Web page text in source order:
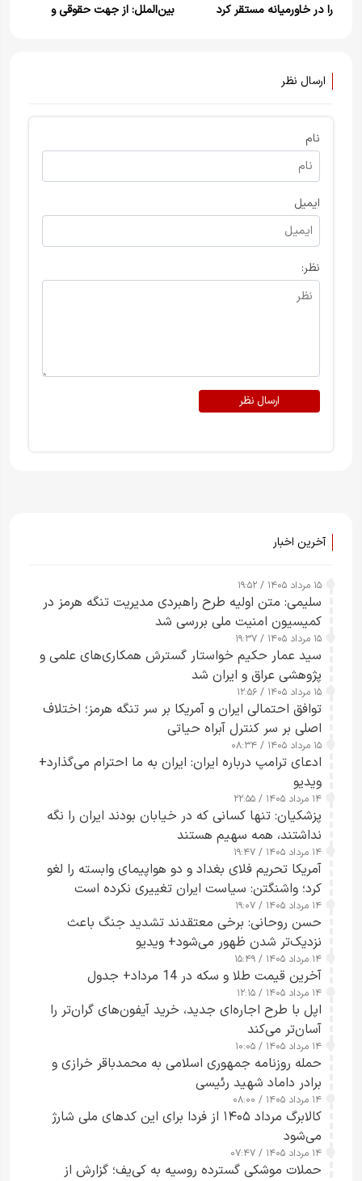
را در خاورمیانه مستقر کرد
بین‌الملل: از جهت حقوقی و
ارسال نظر
نام
ایمیل
نظر:
ارسال نظر
آخرین اخبار
۱۵ مرداد ۱۴۰۵ / ۱۹:۵۲
سلیمی: متن اولیه طرح راهبردی مدیریت تنگه هرمز در
کمیسیون امنیت ملی بررسی شد
۱۵ مرداد ۱۴۰۵ / ۱۹:۳۷
سید عمار حکیم خواستار گسترش همکاری‌های علمی و
پژوهشی عراق و ایران شد
۱۵ مرداد ۱۴۰۵ / ۱۲:۵۶
توافق احتمالی ایران و آمریکا بر سر تنگه هرمز؛ اختلاف
اصلی بر سر کنترل آبراه حیاتی
۱۵ مرداد ۱۴۰۵ / ۰۸:۳۴
ادعای ترامپ درباره ایران: ایران به ما احترام می‌گذارد+
ویدیو
۱۴ مرداد ۱۴۰۵ / ۲۲:۵۵
پزشکیان: تنها کسانی که در خیابان بودند ایران را نگه
نداشتند، همه سهیم هستند
۱۴ مرداد ۱۴۰۵ / ۱۹:۴۷
آمریکا تحریم فلای بغداد و دو هواپیمای وابسته را لغو
کرد؛ واشنگتن: سیاست ایران تغییری نکرده است
۱۴ مرداد ۱۴۰۵ / ۱۹:۰۷
حسن روحانی: برخی معتقدند تشدید جنگ باعث
نزدیک‌تر شدن ظهور می‌شود+ ویدیو
۱۴ مرداد ۱۴۰۵ / ۱۵:۴۹
آخرین قیمت طلا و سکه در 14 مرداد+ جدول
۱۴ مرداد ۱۴۰۵ / ۱۲:۱۵
اپل با طرح اجاره‌ای جدید، خرید آیفون‌های گران‌تر را
آسان‌تر می‌کند
۱۴ مرداد ۱۴۰۵ / ۱۰:۰۵
حمله روزنامه جمهوری اسلامی به محمدباقر خرازی و
برادر داماد شهید رئیسی
۱۴ مرداد ۱۴۰۵ / ۰۸:۰۰
کالابرگ مرداد ۱۴۰۵ از فردا برای این کدهای ملی شارژ
می‌شود
۱۴ مرداد ۱۴۰۵ / ۰۷:۴۷
حملات موشکی گسترده روسیه به کی‌یف؛ گزارش از